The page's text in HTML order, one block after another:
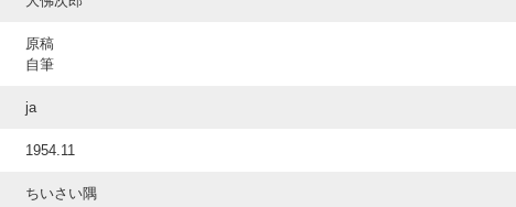
原稿
自筆
ja
1954.11
ちいさい隅